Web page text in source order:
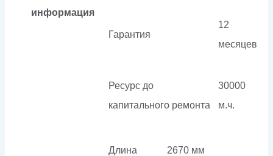
информация
Гарантия
12
месяцев
Ресурс до
капитального ремонта
30000
м.ч.
Длина 2670 мм